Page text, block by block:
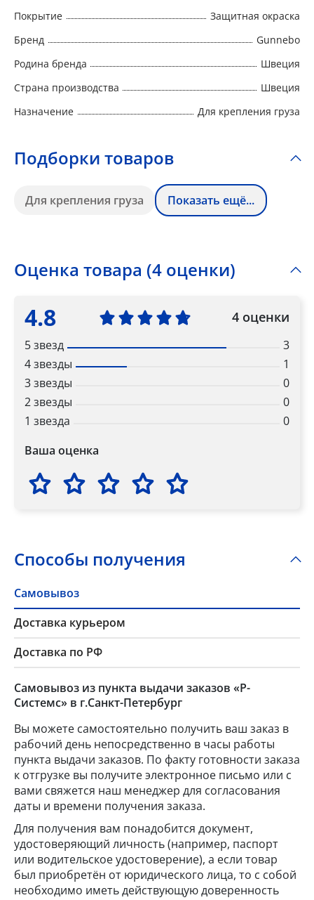
Покрытие
Защитная окраска
Бренд
Gunnebo
Родина бренда
Швеция
Страна производства
Швеция
Назначение
Для крепления груза
Подборки товаров
Для крепления груза Показать ещё...
Оценка товара (4 оценки)
4.8 4 оценки
5 звезд
3
4 звезды
1
3 звезды
0
2 звезды
0
1 звезда
0
Ваша оценка
Способы получения
Самовывоз
Доставка курьером
Доставка по РФ
Самовывоз из пункта выдачи заказов «Р-
Системс» в г.Санкт-Петербург
Вы можете самостоятельно получить ваш заказ в
рабочий день непосредственно в часы работы
пункта выдачи заказов. По факту готовности заказа
к отгрузке вы получите электронное письмо или с
вами свяжется наш менеджер для согласования
даты и времени получения заказа.
Для получения вам понадобится документ,
удостоверяющий личность (например, паспорт
или водительское удостоверение), а если товар
был приобретён от юридического лица, то с собой
необходимо иметь действующую доверенность